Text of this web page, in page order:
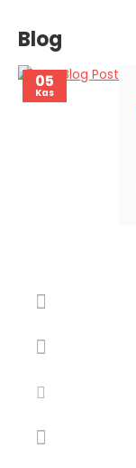
Blog
05
Kas